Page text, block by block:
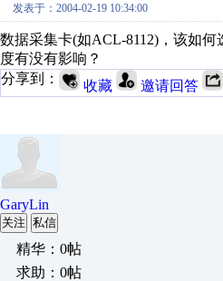
发表于：2004-02-19 10:34:00
数据采集卡(如ACL-8112)，该如
度有没有影响？
分享到：
收藏 邀请回答
GaryLin
关注 私信
精华：0帖
求助：0帖